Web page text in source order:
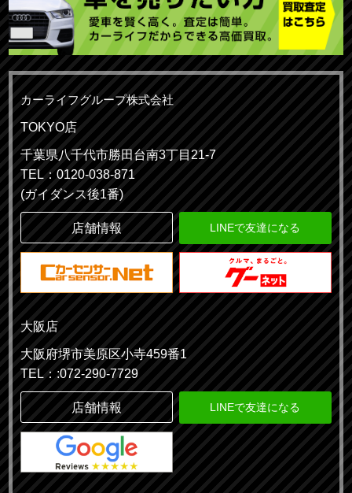
カーライフグループ株式会社
TOKYO店
千葉県八千代市勝田台南3丁目21-7
TEL：0120-038-871
(ガイダンス後1番)
店舗情報 LINEで友達になる
大阪店
大阪府堺市美原区小寺459番1
TEL：:072-290-7729
店舗情報 LINEで友達になる